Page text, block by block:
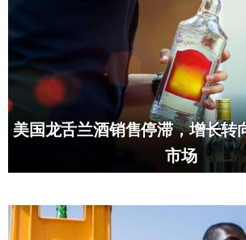
美国龙舌兰酒销售停滞，增长转
市场